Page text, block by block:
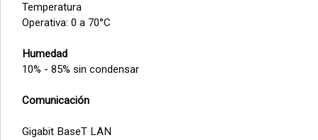
Temperatura
Operativa: 0 a 70°C
Humedad
10% - 85% sin condensar
Comunicación
Gigabit BaseT LAN